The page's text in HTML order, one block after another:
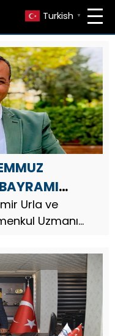
Turkish ▼
Urla ve
Uzmanı
Bayramı